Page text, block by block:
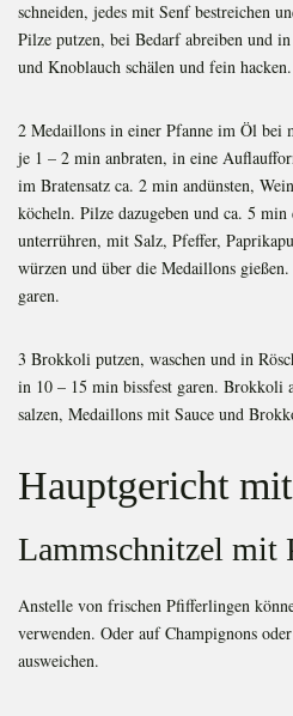
schneiden, jedes mit Senf bestreichen
Pilze putzen, bei Bedarf abreiben und
und Knoblauch schälen und fein hacken.
2 Medaillons in einer Pfanne im Öl bei
je 1 – 2 min anbraten, in eine
im Bratensatz ca. 2 min andünsten,
köcheln. Pilze dazugeben und ca. 5 min
unterrühren, mit Salz, Pfeffer,
würzen und über die Medaillons
garen.
3 Brokkoli putzen, waschen und in
in 10 – 15 min bissfest garen. Brokkoli
salzen, Medaillons mit Sauce und
Hauptgericht
Lammschnitzel mit
Anstelle von frischen Pfifferlingen
verwenden. Oder auf Champignons
ausweichen.